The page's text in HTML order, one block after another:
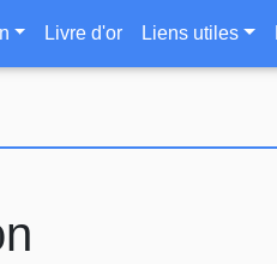
au
contenu
Livre d'or Liens utiles